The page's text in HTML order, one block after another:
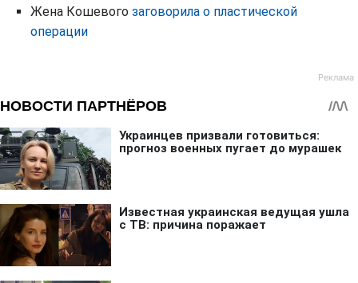
Жена Кошевого заговорила о пластической
операции